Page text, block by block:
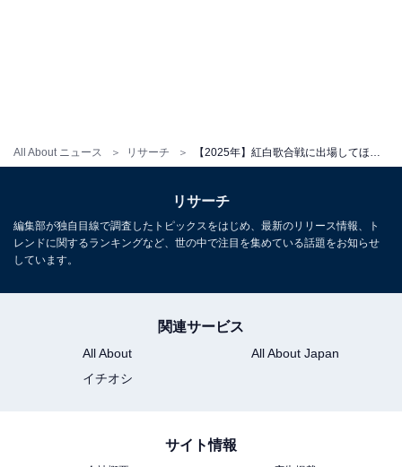
All About ニュース リサーチ 【2025年】紅白歌合戦に出場してほしい女性アイドルグループランキング！ 2位「HANA」を抑えた1位は？
リサーチ
編集部が独自目線で調査したトピックスをはじめ、最新のリリース情報、ト
レンドに関するランキングなど、世の中で注目を集めている話題をお知らせ
しています。
関連サービス
All About
All About Japan
イチオシ
サイト情報